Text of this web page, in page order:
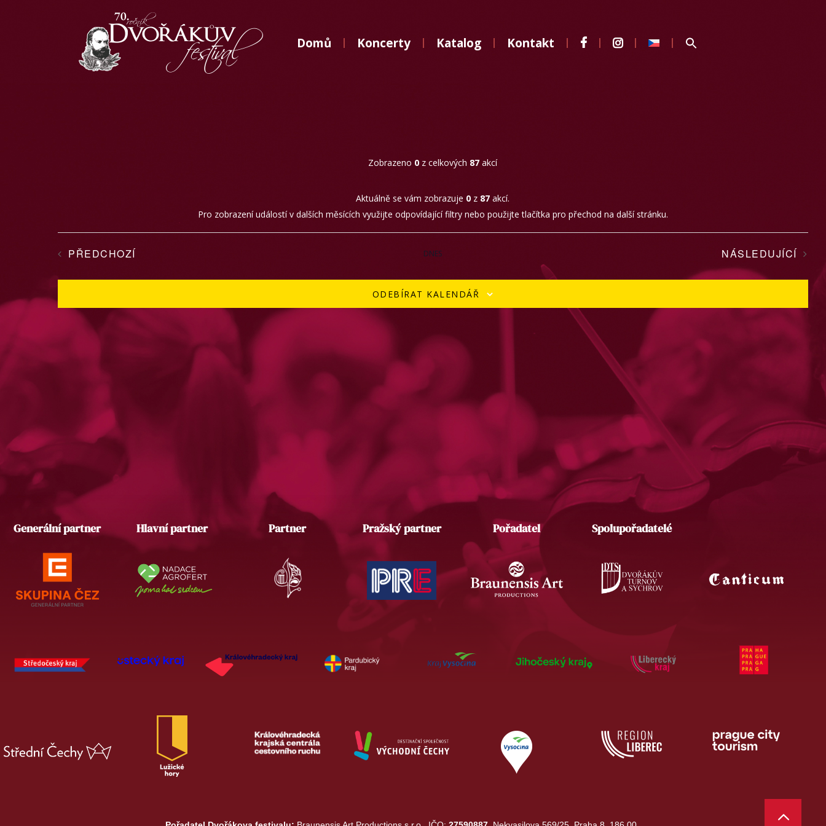
Domů Koncerty Katalog Kontakt
Koncerty
Zobrazeno 0 z celkových 87 akcí
Aktuálně se vám zobrazuje 0 z 87 akcí.
Pro zobrazení událostí v dalších měsících využijte odpovídající filtry nebo použijte tlačítka pro přechod na další stránku.
PŘEDCHOZÍ
DNES
NÁSLEDUJÍCÍ
ODEBÍRAT KALENDÁŘ
Generální partner Hlavní partner Partner Pražský partner Pořadatel Spolupořadatelé